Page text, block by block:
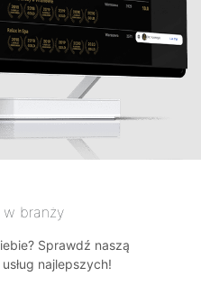
w branży
Sprawdź naszą
najlepszych!